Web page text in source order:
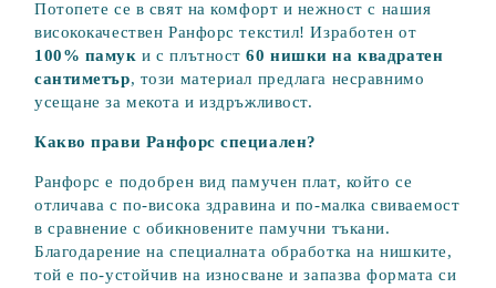
Потопете се в свят на комфорт и нежност с нашия
висококачествен Ранфорс текстил! Изработен от
100% памук и с плътност60 нишки на квадратен
сантиметър, този материал предлага несравнимо
усещане за мекота и издръжливост.
Какво прави Ранфорс специален?
Ранфорс е подобрен вид памучен плат, който се
отличава с по-висока здравина и по-малка свиваемост
в сравнение с обикновените памучни тъкани.
Благодарение на специалната обработка на нишките,
той е по-устойчив на износване и запазва формата си